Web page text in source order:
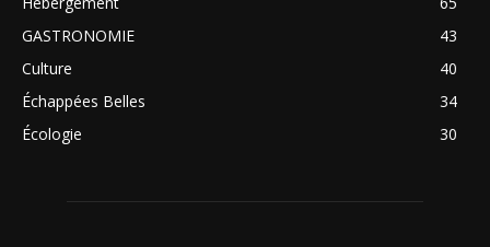
GASTRONOMIE
43
Culture
40
Échappées Belles
34
Écologie
30